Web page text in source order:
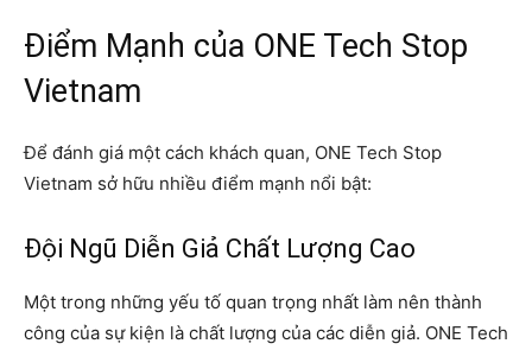
Điểm Mạnh của ONE Tech Stop
Vietnam
Để đánh giá một cách khách quan, ONE Tech Stop
Vietnam sở hữu nhiều điểm mạnh nổi bật:
Đội Ngũ Diễn Giả Chất Lượng Cao
Một trong những yếu tố quan trọng nhất làm nên thành
công của sự kiện là chất lượng của các diễn giả. ONE Tech